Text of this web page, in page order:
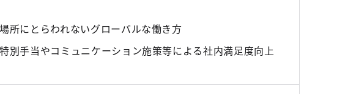
所にとらわれないグローバルな働き方
別手当やコミュニケーション施策等による社内満足度向上